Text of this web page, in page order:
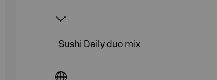
Sushi Daily duo mix